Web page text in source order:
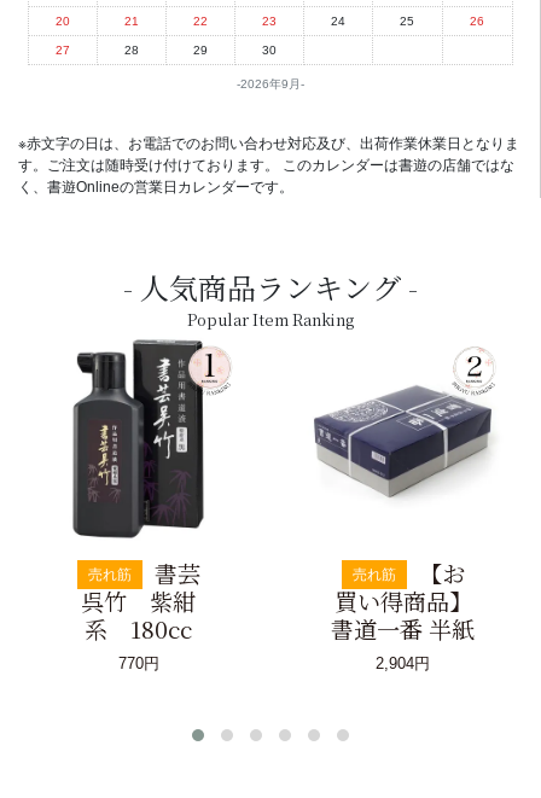
2026年9月
20 21 22 23 24 25 26
27 28 29 30
※赤文字の日は、お電話でのお問い合わせ対応及び、出荷作業休業日となりま
す。ご注文は随時受け付けております。 このカレンダーは書遊の店舗ではな
く、書遊Onlineの営業日カレンダーです。
人気商品ランキング
Popular Item Ranking
売れ筋
書芸
呉竹 紫紺
系 180cc
770円
売れ筋
【お
買い得商品】
書道一番 半紙
2,904円